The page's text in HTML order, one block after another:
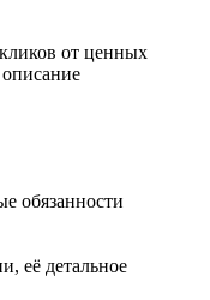
от ценных
обязанности
её детальное